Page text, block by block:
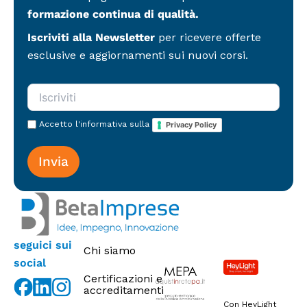
(
c
p
i
)
n
i
d
i
a
k
e
n
g
formazione continua di qualità.
Iscriviti alla Newsletter per ricevere offerte
esclusive e aggiornamenti sui nuovi corsi.
Accetto l'informativa sulla Privacy Policy
seguici sui
social
Chi siamo
Certificazioni e
accreditamenti
Con HeyLight